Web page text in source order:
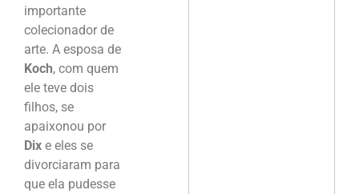
importante
colecionador de
arte. A esposa de
Koch, com quem
ele teve dois
filhos, se
apaixonou por
Dix e eles se
divorciaram para
que ela pudesse